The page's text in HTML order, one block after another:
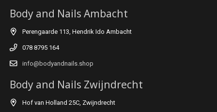
Body and Nails Ambacht
Perengaarde 113, Hendrik Ido Ambacht
078 8795 164
info@bodyandnails.shop
Body and Nails Zwijndrecht
Hof van Holland 25C, Zwijndrecht